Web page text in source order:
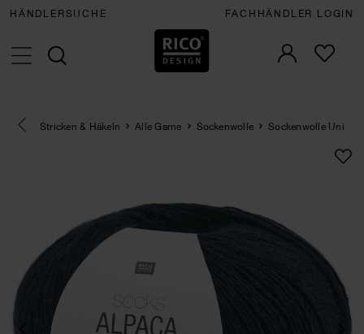
HÄNDLERSUCHE FACHHÄNDLER LOGIN
Eine Kategorie zurück navigieren
Stricken & Häkeln Alle Garne Sockenwolle Sockenwolle Uni